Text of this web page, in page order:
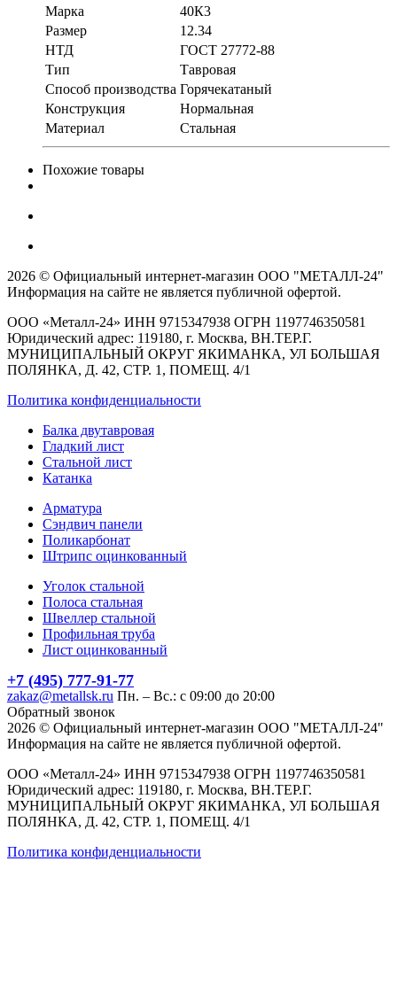
Марка
40К3
Размер
12.34
НТД
ГОСТ 27772-88
Тип
Тавровая
Способ производства Горячекатаный
Конструкция
Нормальная
Материал
Стальная
Похожие товары
2026 © Официальный интернет-магазин ООО "МЕТАЛЛ-24"
Информация на сайте не является публичной офертой.
ООО «Металл-24» ИНН 9715347938 ОГРН 1197746350581
Юридический адрес: 119180, г. Москва, ВН.ТЕР.Г.
МУНИЦИПАЛЬНЫЙ ОКРУГ ЯКИМАНКА, УЛ БОЛЬШАЯ
ПОЛЯНКА, Д. 42, СТР. 1, ПОМЕЩ. 4/1
Политика конфиденциальности
Балка двутавровая
Гладкий лист
Стальной лист
Катанка
Арматура
Сэндвич панели
Поликарбонат
Штрипс оцинкованный
Уголок стальной
Полоса стальная
Швеллер стальной
Профильная труба
Лист оцинкованный
+7 (495) 777-91-77
zakaz@metallsk.ru Пн. – Вс.: с 09:00 до 20:00
Обратный звонок
2026 © Официальный интернет-магазин ООО "МЕТАЛЛ-24"
Информация на сайте не является публичной офертой.
ООО «Металл-24» ИНН 9715347938 ОГРН 1197746350581
Юридический адрес: 119180, г. Москва, ВН.ТЕР.Г.
МУНИЦИПАЛЬНЫЙ ОКРУГ ЯКИМАНКА, УЛ БОЛЬШАЯ
ПОЛЯНКА, Д. 42, СТР. 1, ПОМЕЩ. 4/1
Политика конфиденциальности